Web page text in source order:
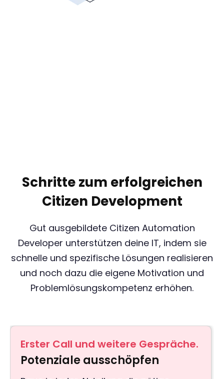
Schritte zum erfolgreichen
Citizen Development
Gut ausgebildete Citizen Automation
Developer unterstützen deine IT, indem sie
schnelle und spezifische Lösungen realisieren
und noch dazu die eigene Motivation und
Problemlösungskompetenz erhöhen.
Erster Call und weitere Gespräche.
Potenziale ausschöpfen